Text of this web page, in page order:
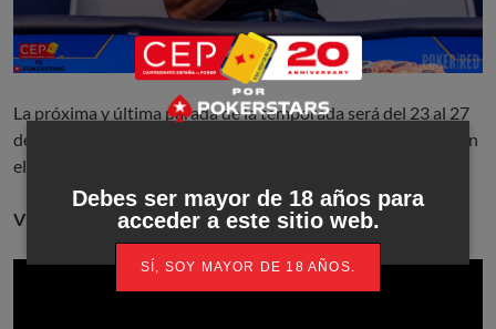
La próxima y última parada de la temporada será del 23 al 27
de noviembre en
, un escenario de película en
el que se conocerá el
Video Resumen CEP Marbella
Debes ser mayor de 18 años para
acceder a este sitio web.
SÍ, SOY MAYOR DE 18 AÑOS.